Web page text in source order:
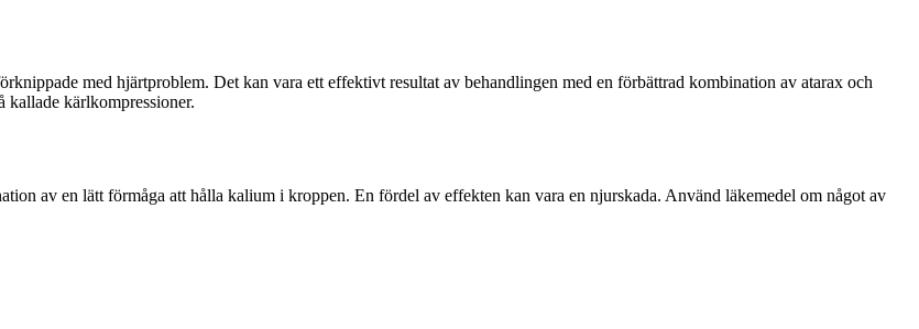
med hjärtproblem. Det kan vara ett effektivt resultat av behandlingen med en förbättrad kombination av atarax och
kallade kärlkompressioner.
av en lätt förmåga att hålla kalium i kroppen. En fördel av effekten kan vara en njurskada. Använd läkemedel om något av